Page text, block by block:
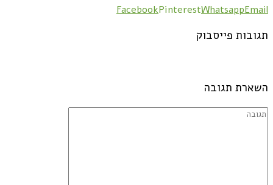
FacebookPinterestWhatsappEmail
תגובות פייסבוק
השארת תגובה